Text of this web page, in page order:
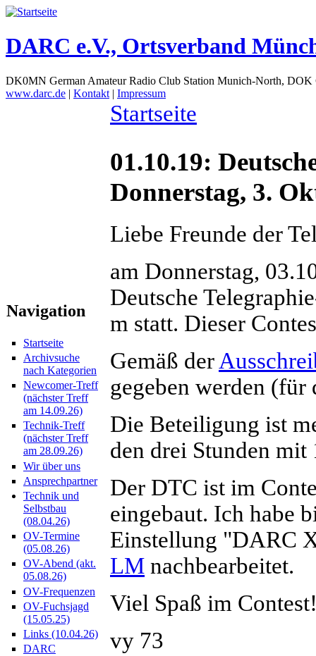
DARC e.V., Ortsverband
DK0MN German Amateur Radio Club Station Munich-North,
www.darc.de | Kontakt | Impressum
Navigation
Startseite
Archivsuche
nach Kategorien
Newcomer-Treff
(nächster Treff
am 14.09.26)
Technik-Treff
(nächster Treff
am 28.09.26)
Wir über uns
Ansprechpartner
Technik und
Selbstbau
(08.04.26)
OV-Termine
(05.08.26)
OV-Abend (akt.
05.08.26)
OV-Frequenzen
OV-Fuchsjagd
(15.05.25)
Links (10.04.26)
DARC
Startseite
01.10.19:
Donnerstag, 3.
Liebe Freunde der
am Donnerstag,
Deutsche
m statt. Dieser
Gemäß der
gegeben werden
Die Beteiligung ist
den drei Stunden
Der DTC ist im
eingebaut. Ich habe
Einstellung "DARC
LM nachbearbeitet.
Viel Spaß im
vy 73